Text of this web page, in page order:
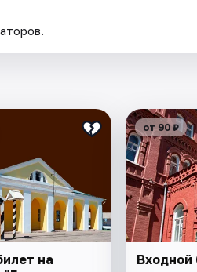
на
от 90 ₽
Входной